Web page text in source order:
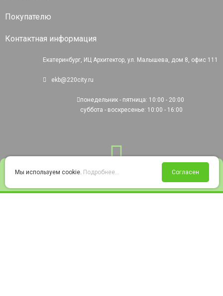
Войти Избранное Корзина
Покупателю
Контактная информация
Екатеринбург, ИЦ Архитектор, ул. Малышева, дом 8, офис 111
ekb@220city.ru
понедельник - пятница: 10:00 - 20:00
суббота - воскресенье: 10:00 - 16:00
Мы используем cookie. Подробнее... Согласен